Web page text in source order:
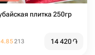
Дубайская плитка 250гр
4.85213 14 420֏